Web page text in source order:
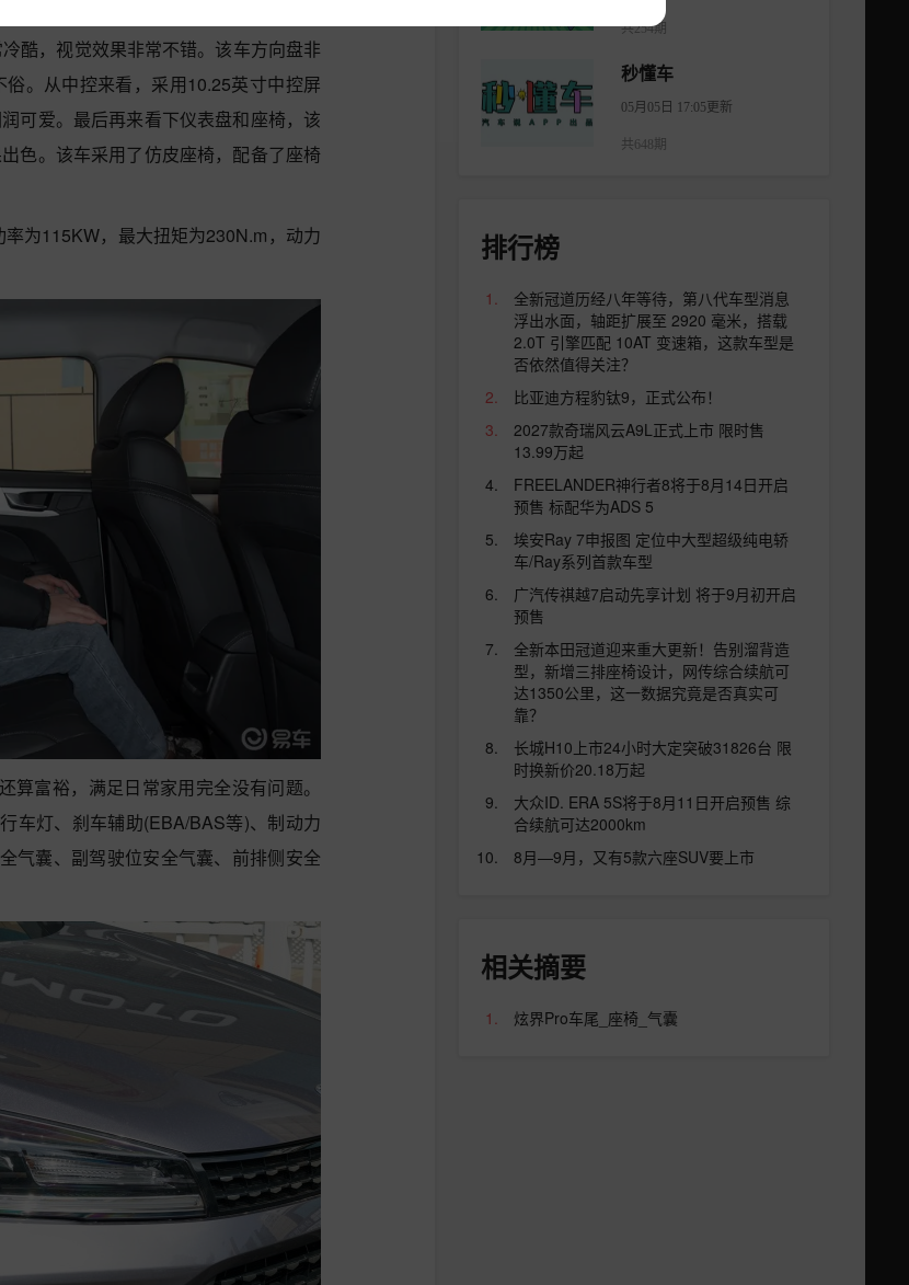
酷，视觉效果非常不错。该车方向盘非
。从中控来看，采用10.25英寸中控屏
可爱。最后再来看下仪表盘和座椅，该
色。该车采用了仿皮座椅，配备了座椅
为115KW，最大扭矩为230N.m，动力
富裕，满足日常家用完全没有问题。
车灯、刹车辅助(EBA/BAS等)、制动力
气囊、副驾驶位安全气囊、前排侧安全
共254期
秒懂车
05月05日 17:05更新
共648期
排行榜
全新冠道历经八年等待，第八代车型消息
浮出水面，轴距扩展至 2920 毫米，搭载
2.0T 引擎匹配 10AT 变速箱，这款车型是
否依然值得关注？
比亚迪方程豹钛9，正式公布！
2027款奇瑞风云A9L正式上市 限时售
13.99万起
FREELANDER神行者8将于8月14日开启
预售 标配华为ADS 5
埃安Ray 7申报图 定位中大型超级纯电轿
车/Ray系列首款车型
广汽传祺越7启动先享计划 将于9月初开启
预售
全新本田冠道迎来重大更新！告别溜背造
型，新增三排座椅设计，网传综合续航可
达1350公里，这一数据究竟是否真实可
靠？
长城H10上市24小时大定突破31826台 限
时换新价20.18万起
大众ID. ERA 5S将于8月11日开启预售 综
合续航可达2000km
8月—9月，又有5款六座SUV要上市
相关摘要
炫界Pro车尾_座椅_气囊